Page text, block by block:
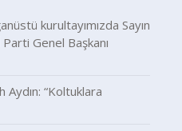
kurultayımızda Sayın
Genel Başkanı
“Koltuklara